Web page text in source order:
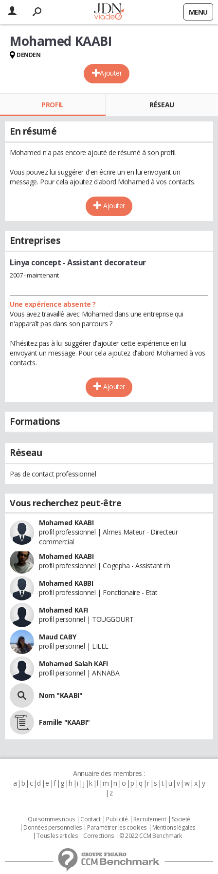
MENU
Ajouter
Mohamed KAABI
DENDEN
PROFIL RÉSEAU
En résumé
Mohamed n'a pas encore ajouté de résumé à son profil.
Vous pouvez lui suggérer d'en écrire un en lui envoyant un
message. Pour cela ajoutez d'abord Mohamed à vos contacts.
Ajouter
Entreprises
Linya concept - Assistant decorateur
2007 - maintenant
Une expérience absente ?
Vous avez travaillé avec Mohamed dans une entreprise qui
n'apparaît pas dans son parcours ?
N'hésitez pas à lui suggérer d'ajouter cette expérience en lui
envoyant un message. Pour cela ajoutez d'abord Mohamed à vos
contacts.
Ajouter
Formations
Réseau
Pas de contact professionnel
Vous recherchez peut-être
Mohamed KAABI
profil professionnel | Almes Mateur - Directeur
commercial
Mohamed KAABI
profil professionnel | Cogepha - Assistant rh
Mohamed KABBI
profil professionnel | Fonctionaire - Etat
Mohamed KAFI
profil personnel | TOUGGOURT
Maud CABY
profil personnel | LILLE
Mohamed Salah KAFI
profil personnel | ANNABA
Nom "KAABI"
Famille "KAABI"
Annuaire des membres :
a b c d e f g h i j k l m n o p q r s t u v w x y
z
Qui sommes nous Contact Publicité Recrutement
Societé
Données personnelles
Paramétrer les cookies
Mentions légales
Tous les articles
Corrections © 2022 CCM Benchmark